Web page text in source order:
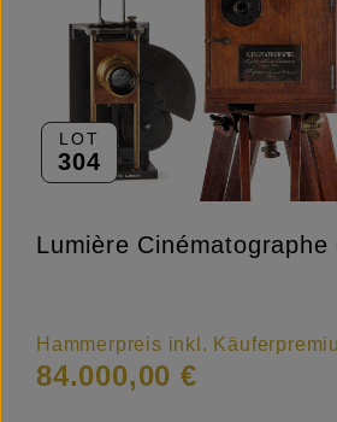
LOT
304
Lumière
Hammerpreis inkl.
84.000,00 €